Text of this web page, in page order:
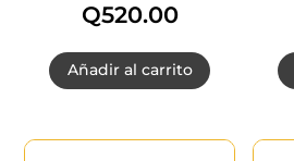
Q520.00
Añadir al carrito